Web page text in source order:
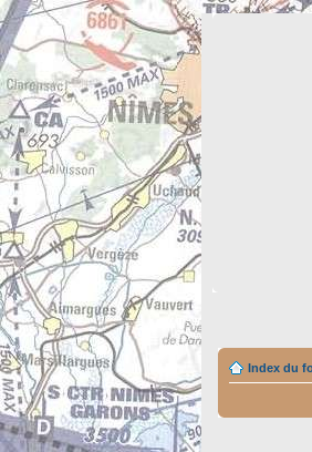
Index du